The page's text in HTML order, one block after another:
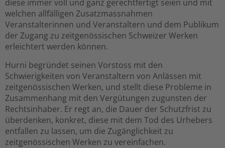
diese immer voll und ganz gerechtfertigt seien und mit
welchen allfälligen Zusatzmassnahmen
Veranstalterinnen und Veranstaltern und dem Publikum
der Zugang zu zeitgenössischen Schweizer Werken
erleichtert werden können.
Hurni begründet seinen Vorstoss mit den
Schwierigkeiten von Veranstaltern von Anlässen mit
zeitgenössischen Werken, und stellt diese Probleme in
Zusammenhang mit den Vergütungen zugunsten der
Rechtsinhaber. Er regt an, die Dauer der Schutzfrist zu
überdenken, konkret, diese mit dem Tod des Urhebers
entfallen zu lassen, um die Zugänglichkeit zu
zeitgenössischen Werken zu vereinfachen.